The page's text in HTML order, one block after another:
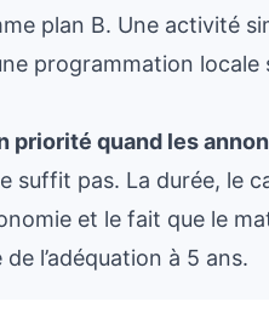
plan B. Une activité
programmation
priorité quand les
suffit pas. La durée, le
et le fait que le
l’adéquation à 5 ans.